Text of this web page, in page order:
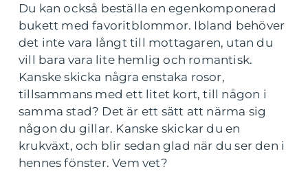
Du kan också beställa en egenkomponerad
bukett med favoritblommor. Ibland behöver
det inte vara långt till mottagaren, utan du
vill bara vara lite hemlig och romantisk.
Kanske skicka några enstaka rosor,
tillsammans med ett litet kort, till någon i
samma stad? Det är ett sätt att närma sig
någon du gillar. Kanske skickar du en
krukväxt, och blir sedan glad när du ser den i
hennes fönster. Vem vet?